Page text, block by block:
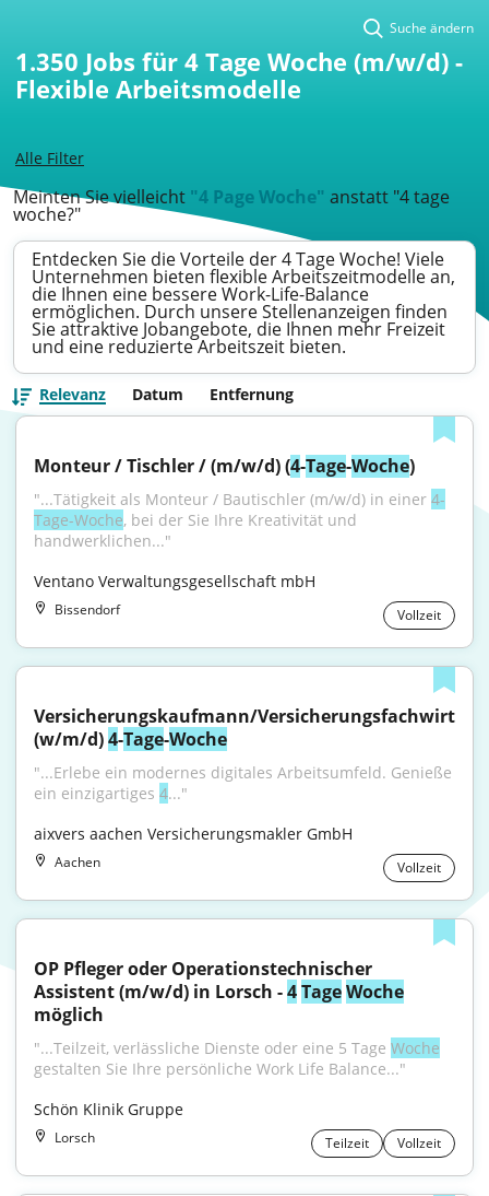
Alle Filter
Suche ändern
1.350 Jobs für 4 Tage Woche (m/w/d) -
Flexible Arbeitsmodelle
Meinten Sie vielleicht "4 Page Woche" anstatt "4 tage
woche?"
Entdecken Sie die Vorteile der 4 Tage Woche! Viele
Unternehmen bieten flexible Arbeitszeitmodelle an,
die Ihnen eine bessere Work-Life-Balance
ermöglichen. Durch unsere Stellenanzeigen finden
Sie attraktive Jobangebote, die Ihnen mehr Freizeit
und eine reduzierte Arbeitszeit bieten.
Relevanz Datum Entfernung
Monteur / Tischler / (m/w/d) (4-Tage-Woche)
"...Tätigkeit als Monteur / Bautischler (m/w/d) in einer 4-
Tage-Woche, bei der Sie Ihre Kreativität und
handwerklichen..."
Ventano Verwaltungsgesellschaft mbH
Bissendorf Vollzeit
Versicherungskaufmann/Versicherungsfachwirt
(w/m/d) 4-Tage-Woche
"...Erlebe ein modernes digitales Arbeitsumfeld. Genieße
ein einzigartiges 4..."
aixvers aachen Versicherungsmakler GmbH
Aachen Vollzeit
OP Pfleger oder Operationstechnischer
Assistent (m/w/d) in Lorsch - 4TageWoche
möglich
"...Teilzeit, verlässliche Dienste oder eine 5 Tage Woche
gestalten Sie Ihre persönliche Work Life Balance..."
Schön Klinik Gruppe
Lorsch Teilzeit Vollzeit